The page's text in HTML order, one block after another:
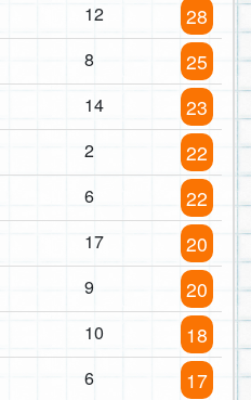
12 28
8 25
14 23
2 22
6 22
17 20
9 20
10 18
6 17